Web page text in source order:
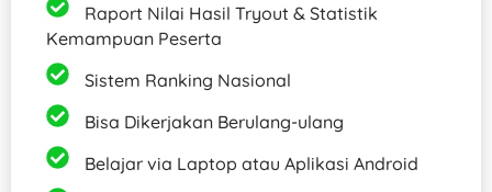
Raport Nilai Hasil Tryout & Statistik
Kemampuan Peserta
Sistem Ranking Nasional
Bisa Dikerjakan Berulang-ulang
Belajar via Laptop atau Aplikasi Android